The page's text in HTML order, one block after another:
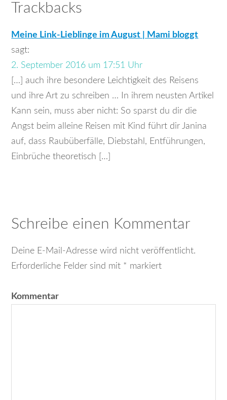
Trackbacks
Meine Link-Lieblinge im August | Mami bloggt
sagt:
2. September 2016 um 17:51 Uhr
[…] auch ihre besondere Leichtigkeit des Reisens
und ihre Art zu schreiben … In ihrem neusten Artikel
Kann sein, muss aber nicht: So sparst du dir die
Angst beim alleine Reisen mit Kind führt dir Janina
auf, dass Raubüberfälle, Diebstahl, Entführungen,
Einbrüche theoretisch […]
Schreibe einen Kommentar
Deine E-Mail-Adresse wird nicht veröffentlicht.
Erforderliche Felder sind mit * markiert
Kommentar